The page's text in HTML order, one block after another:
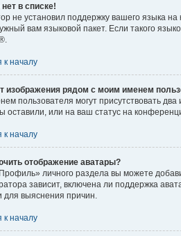
в списке!
не установил поддержку вашего языка
вам языковой пакет. Если такого
к началу
изображения рядом с моим именем
пользователя могут присутствовать
оставили, или на ваш статус на
к началу
отображение аватары?
личного раздела вы можете
зависит, включена ли поддержка
выяснения причин.
к началу